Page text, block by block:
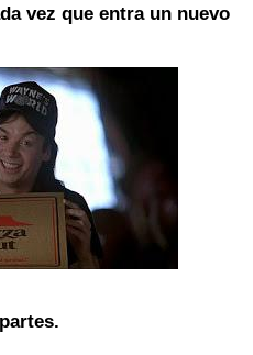
vez que entra un nuevo